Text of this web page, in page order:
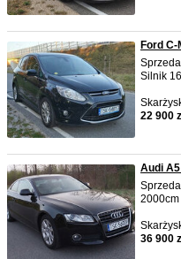
Ford C-
Silnik
22 900
Audi
2000cm
36 900